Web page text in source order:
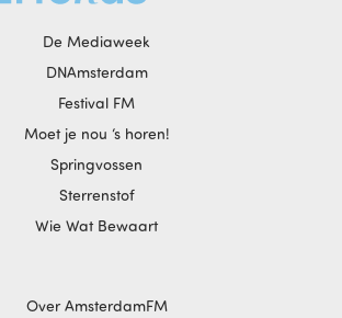
De Mediaweek
DNAmsterdam
Festival FM
Moet je nou ‘s horen!
Springvossen
Sterrenstof
Wie Wat Bewaart
Over AmsterdamFM